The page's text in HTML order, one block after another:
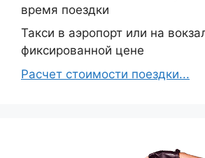
время поездки
Такси в аэропорт или на
фиксированной цене
Расчет стоимости поездки...